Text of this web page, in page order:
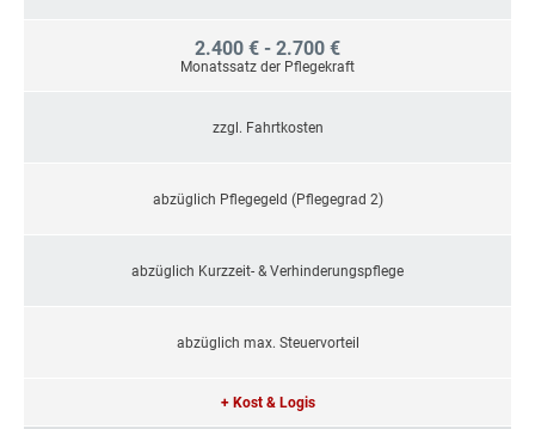
2.400 € - 2.700 €
Monatssatz der Pflegekraft
zzgl. Fahrtkosten
abzüglich Pflegegeld (Pflegegrad 2)
abzüglich Kurzzeit- & Verhinderungspflege
abzüglich max. Steuervorteil
+ Kost & Logis